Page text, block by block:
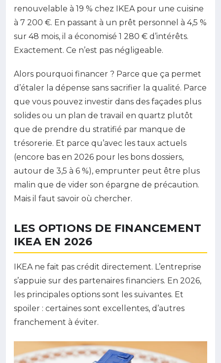
renouvelable à 19 % chez IKEA pour une cuisine
à 7 200 €. En passant à un prêt personnel à 4,5 %
sur 48 mois, il a économisé 1 280 € d’intérêts.
Exactement. Ce n’est pas négligeable.
Alors pourquoi financer ? Parce que ça permet
d’étaler la dépense sans sacrifier la qualité. Parce
que vous pouvez investir dans des façades plus
solides ou un plan de travail en quartz plutôt
que de prendre du stratifié par manque de
trésorerie. Et parce qu’avec les taux actuels
(encore bas en 2026 pour les bons dossiers,
autour de 3,5 à 6 %), emprunter peut être plus
malin que de vider son épargne de précaution.
Mais il faut savoir où chercher.
LES OPTIONS DE FINANCEMENT
IKEA EN 2026
IKEA ne fait pas crédit directement. L’entreprise
s’appuie sur des partenaires financiers. En 2026,
les principales options sont les suivantes. Et
spoiler : certaines sont excellentes, d’autres
franchement à éviter.